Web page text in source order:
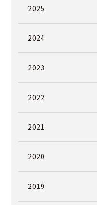
2025
2024
2023
2022
2021
2020
2019